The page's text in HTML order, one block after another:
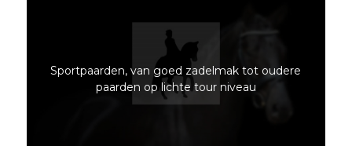
Sportpaarden, van goed zadelmak tot oudere
paarden op lichte tour niveau